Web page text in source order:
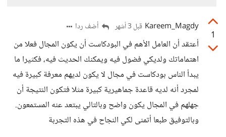
1
Kareem_Magdy قبل 3 أشهر أضف ردا
أعتقد أن العامل الأهم في البودكاست أن يكون المجال فعلا من
اهتماماتك ولديكي فضول فيه ويمكنك الحديث فيه، فكثيرا ما
يبدأ الناس بودكاست في مجال لا يكون لديهم معرفة كبيرة فيه
لمجرد أنه لديه قاعدة جماهيرية كبيرة مثلا فتكون النتيجة أن
جهلهم في المجال يكون واضح وبالتالي يبتعد عنه المستمعون.
وبالتوفيق طبعا أتمنى لكي النجاح في هذه التجربة